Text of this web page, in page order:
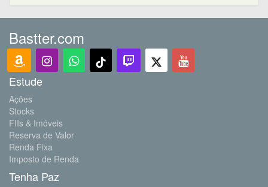
Bastter.com
Estude
Ações
Stocks
FIIs & Imóveis
Reserva de Valor
Renda Fixa
Imposto de Renda
Tenha Paz